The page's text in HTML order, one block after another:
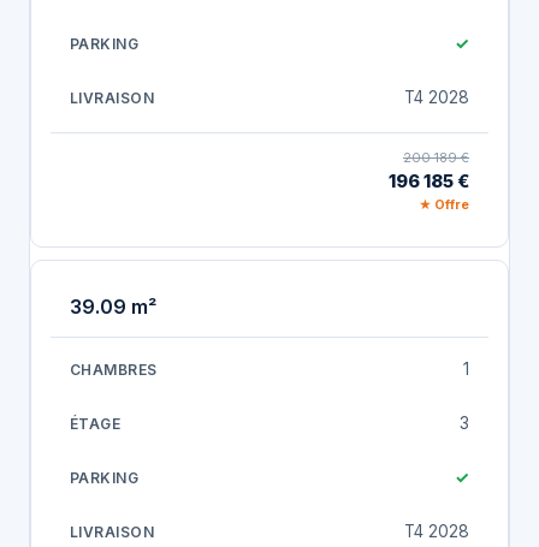
✓
T4 2028
200 189 €
196 185 €
★ Offre
39.09 m²
1
3
✓
T4 2028